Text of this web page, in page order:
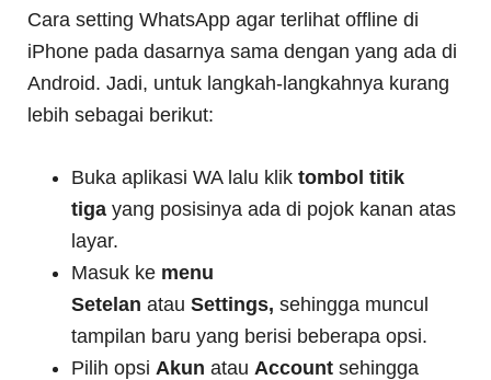
Cara setting WhatsApp agar terlihat offline di
iPhone pada dasarnya sama dengan yang ada di
Android. Jadi, untuk langkah-langkahnya kurang
lebih sebagai berikut:
Buka aplikasi WA lalu kliktombol titik
tiga yang posisinya ada di pojok kanan atas
layar.
Masuk ke menu
SetelanatauSettings,sehingga muncul
tampilan baru yang berisi beberapa opsi.
Pilih opsiAkunatauAccountsehingga